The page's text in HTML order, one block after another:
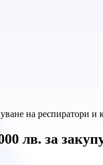
на респиратори и
лв. за